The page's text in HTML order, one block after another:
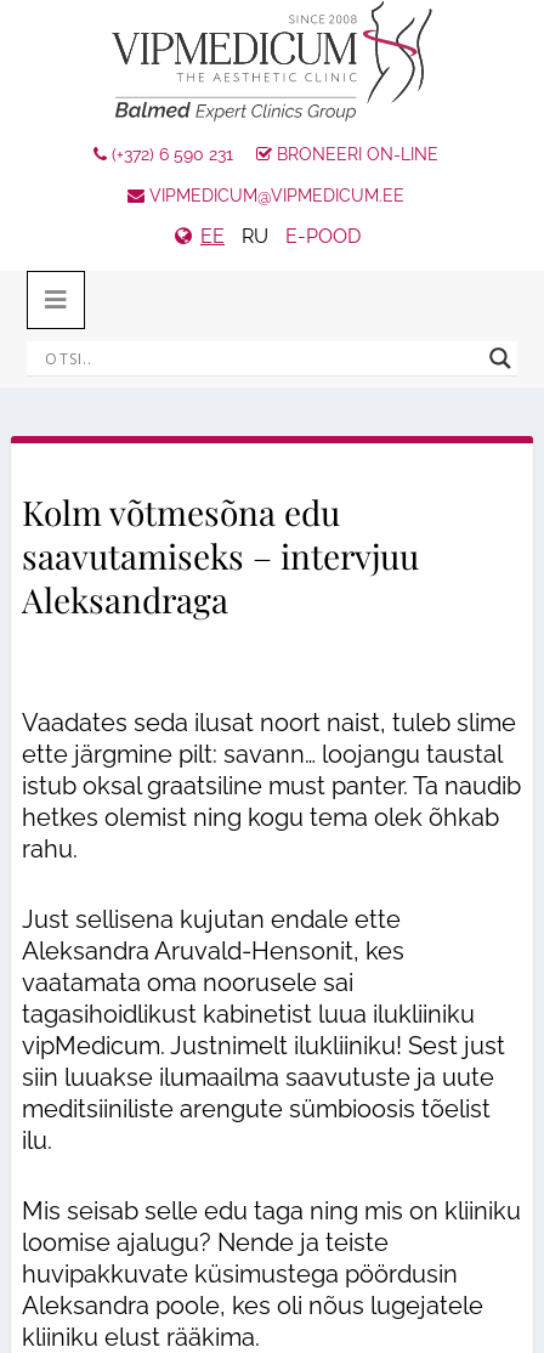
(+372) 6 590 231 BRONEERI ON-LINE
VIPMEDICUM@VIPMEDICUM.EE
EE RU E-POOD
Kolm võtmesõna edu
saavutamiseks – intervjuu
Aleksandraga
Vaadates seda ilusat noort naist, tuleb slime
ette järgmine pilt: savann… loojangu taustal
istub oksal graatsiline must panter. Ta naudib
hetkes olemist ning kogu tema olek õhkab
rahu.
Just sellisena kujutan endale ette
Aleksandra Aruvald-Hensonit, kes
vaatamata oma noorusele sai
tagasihoidlikust kabinetist luua ilukliiniku
vipMedicum. Justnimelt ilukliiniku! Sest just
siin luuakse ilumaailma saavutuste ja uute
meditsiiniliste arengute sümbioosis tõelist
ilu.
Mis seisab selle edu taga ning mis on kliiniku
loomise ajalugu? Nende ja teiste
huvipakkuvate küsimustega pöördusin
Aleksandra poole, kes oli nõus lugejatele
kliiniku elust rääkima.